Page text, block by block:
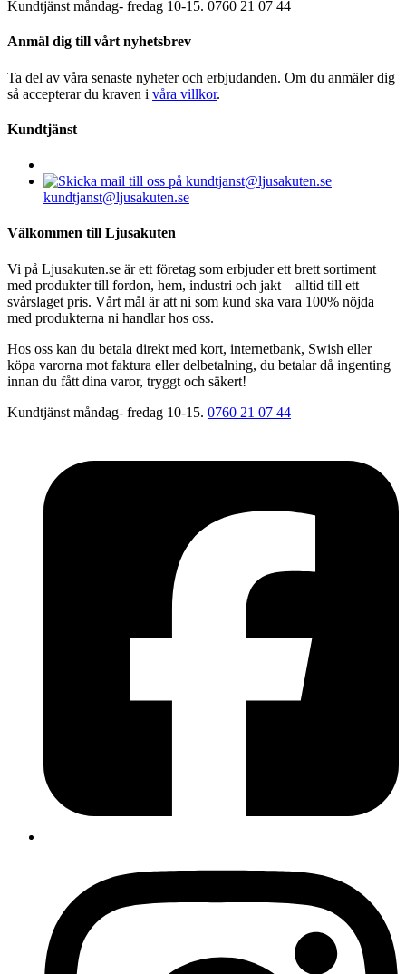
Kundtjänst måndag- fredag 10-15. 0760 21 07 44
Anmäl dig till vårt nyhetsbrev
Ta del av våra senaste nyheter och erbjudanden. Om du anmäler dig
så accepterar du kraven i våra villkor.
Kundtjänst
kundtjanst@ljusakuten.se
Välkommen till Ljusakuten
Vi på Ljusakuten.se är ett företag som erbjuder ett brett sortiment
med produkter till fordon, hem, industri och jakt – alltid till ett
svårslaget pris. Vårt mål är att ni som kund ska vara 100% nöjda
med produkterna ni handlar hos oss.
Hos oss kan du betala direkt med kort, internetbank, Swish eller
köpa varorna mot faktura eller delbetalning, du betalar då ingenting
innan du fått dina varor, tryggt och säkert!
Kundtjänst måndag- fredag 10-15. 0760 21 07 44